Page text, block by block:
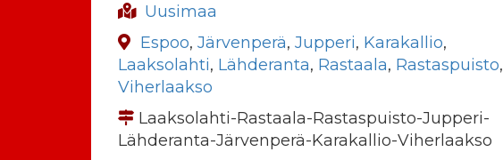
Uusimaa
Espoo, Järvenperä, Jupperi, Karakallio,
Laaksolahti, Lähderanta, Rastaala, Rastaspuisto,
Viherlaakso
Laaksolahti-Rastaala-Rastaspuisto-Jupperi-
Lähderanta-Järvenperä-Karakallio-Viherlaakso